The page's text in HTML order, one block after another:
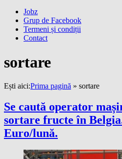
Meniu Jobz
Grup de Facebook
Termeni și condiții
Contact
sortare
Ești aici:Prima pagină » sortare
Se caută operator
sortare fructe în
Euro/lună.